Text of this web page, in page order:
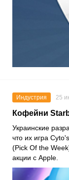
Индустрия 25
Кофейни
Украинские
что их игра
(Pick Of the
акции с Apple.